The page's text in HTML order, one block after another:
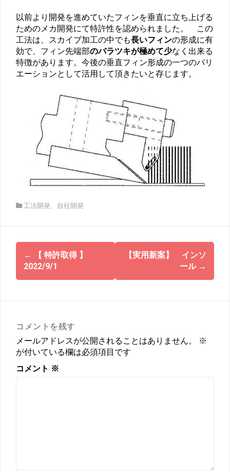
以前より開発を進めていたフィンを垂直に立ち上げる
ためのメカ開発にて特許性を認められました。 この
工法は、スカイブ加工の中でも長いフィンの形成に有
効で、フィン先端部のバラツキが極めて少なく出来る
特徴があります。今後の垂直フィン形成の一つのバリ
エーションとして活用して頂きたいと存じます。
工法開発 自社開発
投
稿
ナ
シ
ョ
ン
←
【 特許取得 】
2022/9/1
【実用新案】 インソ
ール →
コメントを残す
メールアドレスが公開されることはありません。
※
が付いている欄は必須項目です
コメント ※